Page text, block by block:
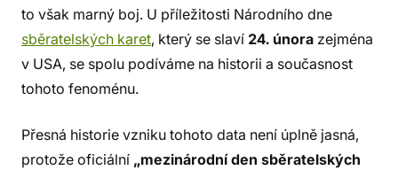
to však marný boj. U příležitosti Národního dne
sběratelských karet, který se slaví 24. února zejména
v USA, se spolu podíváme na historii a současnost
tohoto fenoménu.
Přesná historie vzniku tohoto data není úplně jasná,
protože oficiální „mezinárodní den sběratelských